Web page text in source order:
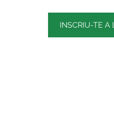
INSCRIU-TE A